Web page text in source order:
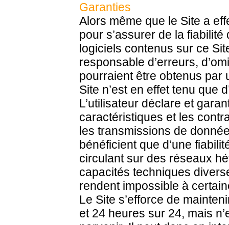
Garanties
Alors même que le Site a
pour s’assurer de la
logiciels contenus sur ce
responsable d’erreurs,
pourraient être obtenus par
Site n’est en effet tenu que
L’utilisateur déclare et
caractéristiques et les
les transmissions de
bénéficient que d’une
circulant sur des réseaux
capacités techniques
rendent impossible à
Le Site s’efforce de
et 24 heures sur 24, mais